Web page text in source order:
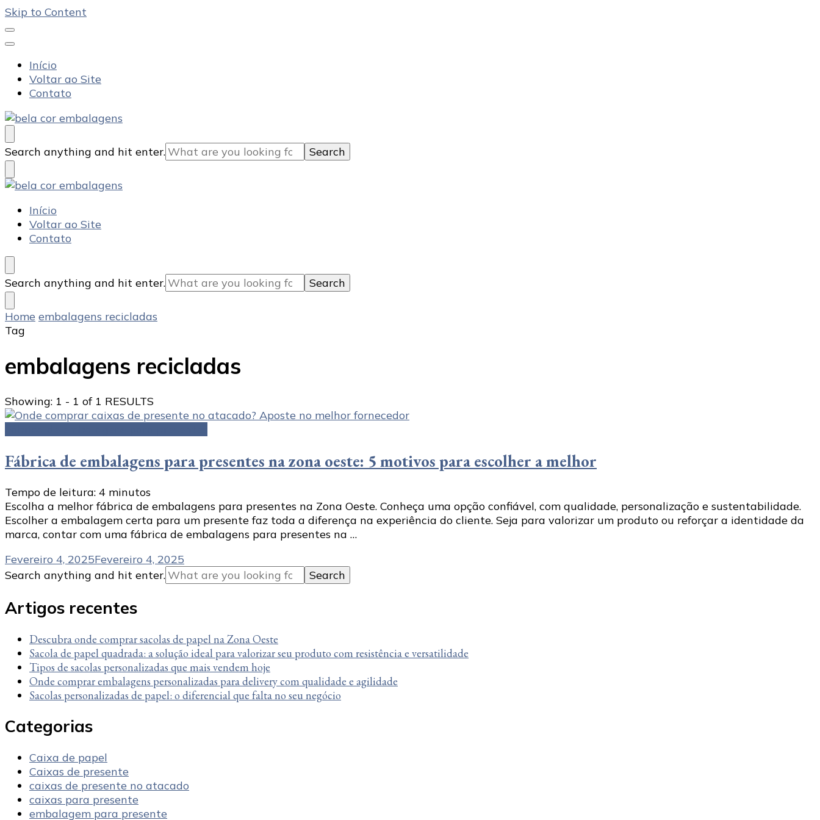
Skip to Content
Início
Voltar ao Site
Contato
Bela Cor Embalagens
Blog
Looking
for
Something?
Search anything and hit enter.
Bela Cor Embalagens
Blog
Início
Voltar ao Site
Contato
Looking
for
Something?
Search anything and hit enter.
Home embalagens recicladas
Tag
embalagens recicladas
Showing: 1 - 1 of 1 RESULTS
Fábrica de embalagens para presentes na zona oeste: 5 motivos para escolher a melhor
Tempo de leitura: 4 minutos
Escolha a melhor fábrica de embalagens para presentes na Zona Oeste. Conheça uma opção confiável, com qualidade, personalização e sustentabilidade.
Escolher a embalagem certa para um presente faz toda a diferença na experiência do cliente. Seja para valorizar um produto ou reforçar a identidade da
marca, contar com uma fábrica de embalagens para presentes na …
Fevereiro 4, 2025Fevereiro 4, 2025
Looking
Something?
Search anything and hit enter.
Artigos recentes
Descubra onde comprar sacolas de papel na Zona Oeste
Sacola de papel quadrada: a solução ideal para valorizar seu produto com resistência e versatilidade
Tipos de sacolas personalizadas que mais vendem hoje
Onde comprar embalagens personalizadas para delivery com qualidade e agilidade
Sacolas personalizadas de papel: o diferencial que falta no seu negócio
Categorias
Caixa de papel
Caixas de presente
caixas de presente no atacado
caixas para presente
embalagem para presente